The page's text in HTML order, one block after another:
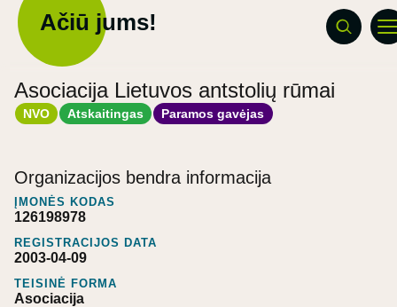
Ačiū jums!
Asociacija Lietuvos antstolių rūmai
NVO Atskaitingas Paramos gavėjas
Organizacijos bendra informacija
ĮMONĖS KODAS
126198978
REGISTRACIJOS DATA
2003-04-09
TEISINĖ FORMA
Asociacija